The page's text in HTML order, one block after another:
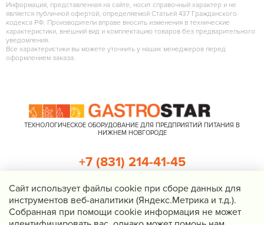
Информация, представленная на сайте, носит справочный характер и не
является публичной офертой, определяемой Статьей 437 Гражданского
кодекса РФ. Производители вправе вносить изменения в технические
характеристики, внешний вид и комплектацию товаров без предварительного
уведомления.
Все характеристики вы можете уточнить у наших менеджеров перед
оформлением заказа.
ТЕХНОЛОГИЧЕСКОЕ ОБОРУДОВАНИЕ ДЛЯ ПРЕДПРИЯТИЙ ПИТАНИЯ В
НИЖНЕМ НОВГОРОДЕ
+7 (831) 214-41-45
Перезвоните мне
Cайт использует файлы cookie при сборе данных для
инструментов веб-аналитики (Яндекс.Метрика и т.д.).
Собранная при помощи cookie информация не может